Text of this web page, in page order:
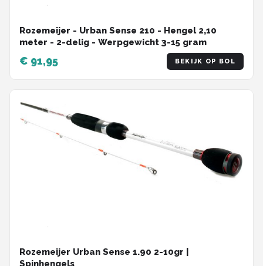
Rozemeijer - Urban Sense 210 - Hengel 2,10
meter - 2-delig - Werpgewicht 3-15 gram
€ 91,95 BEKIJK OP BOL
Rozemeijer Urban Sense 1.90 2-10gr |
Spinhengels